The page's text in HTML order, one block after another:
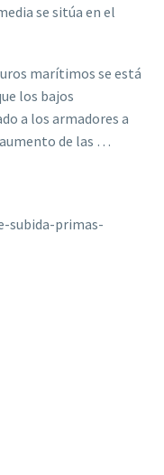
se sitúa en el
marítimos se está
los bajos
a los armadores a
de las …
subida-primas-